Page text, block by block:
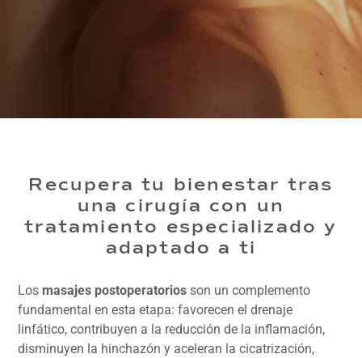
Recupera tu bienestar tras
una cirugía con un
tratamiento especializado y
adaptado a ti
Los masajes postoperatoriosson un complemento
fundamental en esta etapa: favorecen el drenaje
linfático, contribuyen a la reducción de la inflamación,
disminuyen la hinchazón y aceleran la cicatrización,